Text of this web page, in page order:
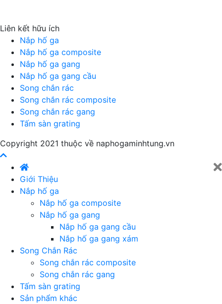
Liên kết hữu ích
Nắp hố ga
Nắp hố ga composite
Nắp hố ga gang
Nắp hố ga gang cầu
Song chắn rác
Song chắn rác composite
Song chắn rác gang
Tấm sàn grating
Copyright 2021 thuộc về naphogaminhtung.vn
Giới Thiệu
Nắp hố ga
Nắp hố ga composite
Nắp hố ga gang
Nắp hố ga gang cầu
Nắp hố ga gang xám
Song Chắn Rác
Song chắn rác composite
Song chắn rác gang
Tấm sàn grating
Sản phẩm khác